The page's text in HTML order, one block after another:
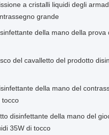
a cristalli liquidi degli
grande
della mano della prova
del cavalletto del prodotto
della mano del
tocco
disinfettante della mano del
35W di tocco